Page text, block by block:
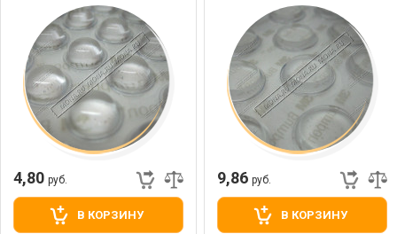
4,80 руб.
В КОРЗИНУ
9,86 руб.
В КОРЗИНУ